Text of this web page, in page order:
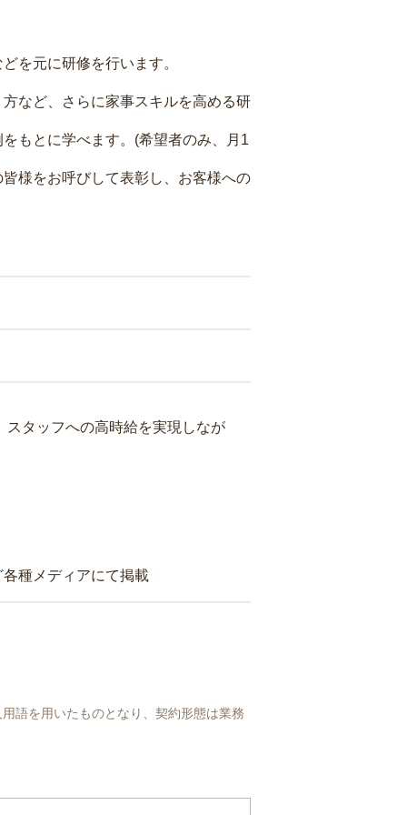
を元に研修を行います。
など、さらに家事スキルを高める研
もとに学べます。(希望者のみ、月1
様をお呼びして表彰し、お客様への
タッフへの高時給を実現しなが
種メディアにて掲載
語を用いたものとなり、契約形態は業務